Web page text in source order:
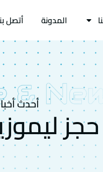
المدونة أتصل بنا
أحدث حجز